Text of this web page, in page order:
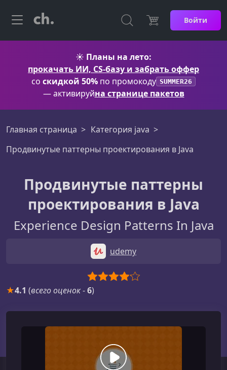
Войти
☀️ Планы на лето:
прокачать ИИ, CS-базу и забрать оффер
со скидкой 50% по промокоду SUMMER26
— активируйна странице пакетов
Главная страница
Категория java
Продвинутые паттерны проектирования в Java
Продвинутые паттерны
проектирования в Java
Experience Design Patterns In Java
udemy
★4.1 (всего оценок-6)